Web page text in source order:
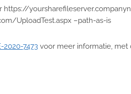
UploadTest.aspx –path-as-is
7473 voor meer informatie, met